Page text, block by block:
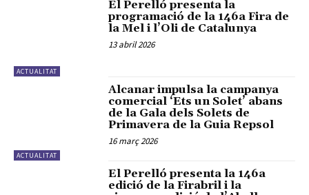
ACTUALITAT
El Perelló presenta la
programació de la 146a Fira de
la Mel i l’Oli de Catalunya
13 abril 2026
ACTUALITAT
Alcanar impulsa la campanya
comercial ‘Ets un Solet’ abans
de la Gala dels Solets de
Primavera de la Guia Repsol
16 març 2026
El Perelló presenta la 146a
edició de la Firabril i la